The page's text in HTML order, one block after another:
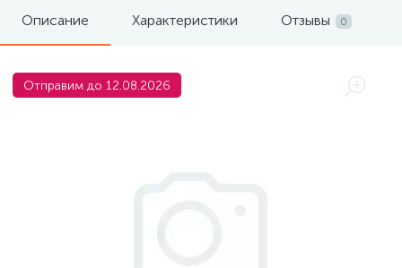
Описание Характеристики Отзывы 0
Отправим до 12.08.2026